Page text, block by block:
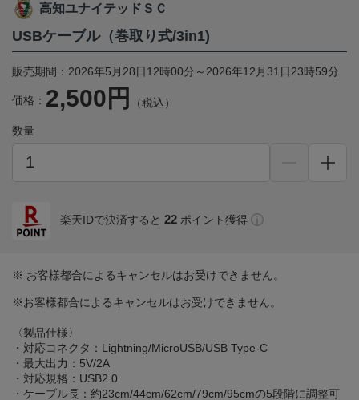
高知ユナイテッドＳＣ
USBケーブル（巻取り式/3in1)
販売期間：2026年5月28日12時00分～2026年12月31日23時59分
価格： 2,500円 （税込）
数量
楽天IDで決済すると 22 ポイント獲得
※ お客様都合によるキャンセルはお受けできません。
※お客様都合によるキャンセルはお受けできません。
〈製品仕様〉
・対応コネクタ：Lightning/MicroUSB/USB Type-C
・最大出力：5V/2A
・対応規格：USB2.0
・ケーブル長：約23cm/44cm/62cm/79cm/95cmの5段階に調整可